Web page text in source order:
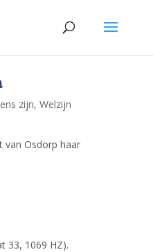
zijn, Welzijn
van Osdorp haar
33, 1069 HZ).